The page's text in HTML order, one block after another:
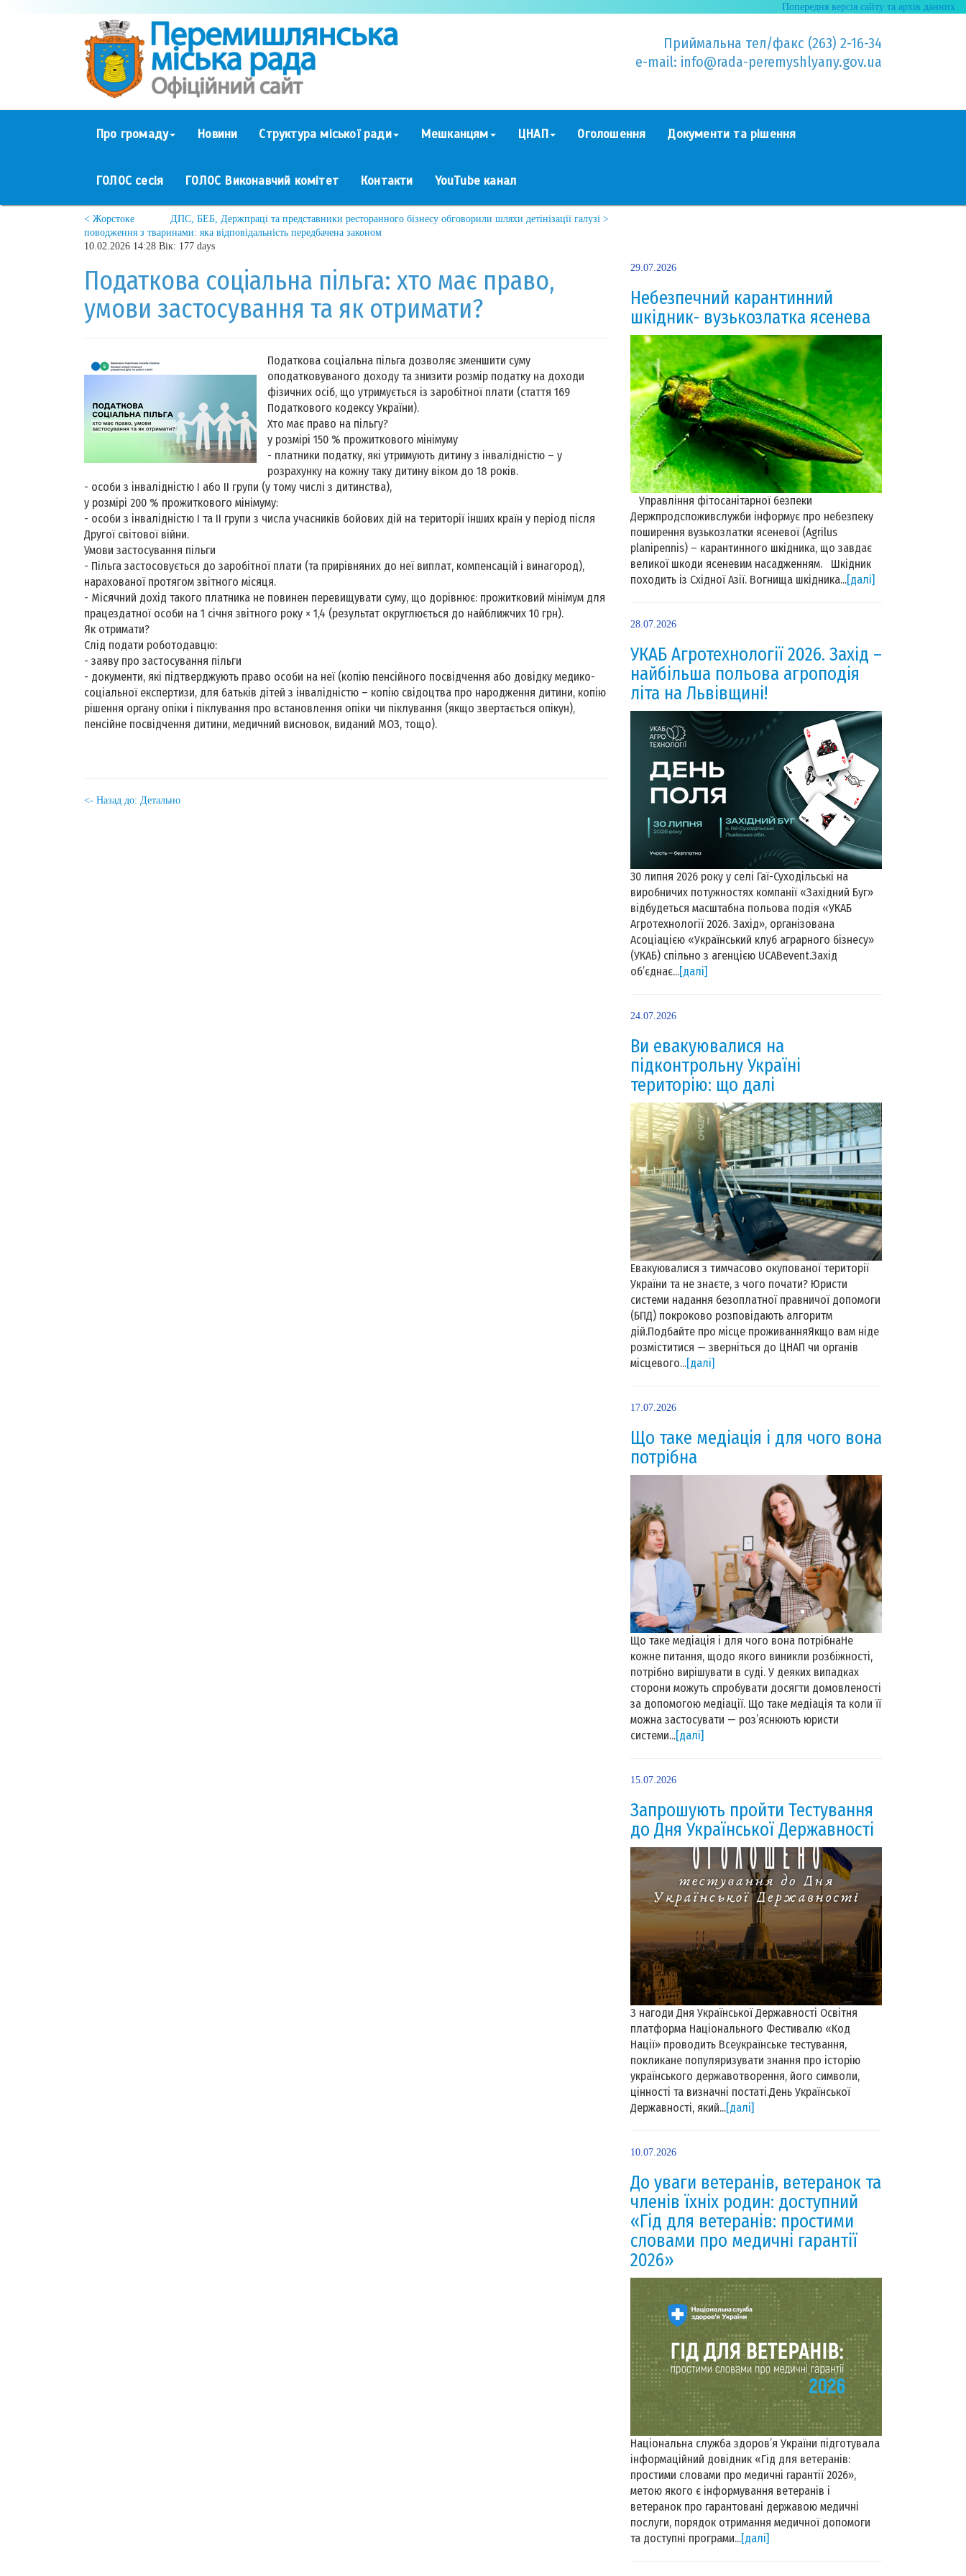
Попередня версія сайту та архів данних
Приймальна тел/факс (263) 2-16-34
e-mail: info@rada-peremyshlyany.gov.ua
Про громаду Новини Структура міської ради Мешканцям ЦНАП Оголошення Документи та рішення
ГОЛОС сесія ГОЛОС Виконавчий комітет Контакти YouTube канал
ДПС, БЕБ, Держпраці та представники ресторанного бізнесу обговорили шляхи детінізації галузі >
< Жорстоке
поводження з тваринами: яка відповідальність передбачена законом
10.02.2026 14:28 Вік: 177 days
Податкова соціальна пільга: хто має право,
умови застосування та як отримати?
Податкова соціальна пільга дозволяє зменшити суму
оподатковуваного доходу та знизити розмір податку на доходи
фізичних осіб, що утримується із заробітної плати (стаття 169
Податкового кодексу України).
Хто має право на пільгу?
у розмірі 150 % прожиткового мінімуму
- платники податку, які утримують дитину з інвалідністю – у
розрахунку на кожну таку дитину віком до 18 років.
- особи з інвалідністю I або II групи (у тому числі з дитинства),
у розмірі 200 % прожиткового мінімуму:
- особи з інвалідністю I та II групи з числа учасників бойових дій на території інших країн у період після
Другої світової війни.
Умови застосування пільги
- Пільга застосовується до заробітної плати (та прирівняних до неї виплат, компенсацій і винагород),
нарахованої протягом звітного місяця.
- Місячний дохід такого платника не повинен перевищувати суму, що дорівнює: прожитковий мінімум для
працездатної особи на 1 січня звітного року × 1,4 (результат округлюється до найближчих 10 грн).
Як отримати?
Слід подати роботодавцю:
- заяву про застосування пільги
- документи, які підтверджують право особи на неї (копію пенсійного посвідчення або довідку медико-
соціальної експертизи, для батьків дітей з інвалідністю – копію свідоцтва про народження дитини, копію
рішення органу опіки і піклування про встановлення опіки чи піклування (якщо звертається опікун),
пенсійне посвідчення дитини, медичний висновок, виданий МОЗ, тощо).
<- Назад до: Детально
29.07.2026
Небезпечний карантинний
шкідник- вузькозлатка ясенева
Управління фітосанітарної безпеки
Держпродспоживслужби інформує про небезпеку
поширення вузькозлатки ясеневої (Agrilus
planipennis) – карантинного шкідника, що завдає
великої шкоди ясеневим насадженням. Шкідник
походить із Східної Азії. Вогнища шкідника...[далі]
28.07.2026
УКАБ Агротехнології 2026. Захід –
найбільша польова агроподія
літа на Львівщині!
30 липня 2026 року у селі Гаї-Суходільські на
виробничих потужностях компанії «Західний Буг»
відбудеться масштабна польова подія «УКАБ
Агротехнології 2026. Захід», організована
Асоціацією «Український клуб аграрного бізнесу»
(УКАБ) спільно з агенцією UCABevent.Захід
об’єднає...[далі]
24.07.2026
Ви евакуювалися на
підконтрольну Україні
територію: що далі
Евакуювалися з тимчасово окупованої території
України та не знаєте, з чого почати? Юристи
системи надання безоплатної правничої допомоги
(БПД) покроково розповідають алгоритм
дій.Подбайте про місце проживанняЯкщо вам ніде
розміститися — зверніться до ЦНАП чи органів
місцевого...[далі]
17.07.2026
Що таке медіація і для чого вона
потрібна
Що таке медіація і для чого вона потрібнаНе
кожне питання, щодо якого виникли розбіжності,
потрібно вирішувати в суді. У деяких випадках
сторони можуть спробувати досягти домовленості
за допомогою медіації. Що таке медіація та коли її
можна застосувати — роз’яснюють юристи
системи...[далі]
15.07.2026
Запрошують пройти Тестування
до Дня Української Державності
З нагоди Дня Української Державності Освітня
платформа Національного Фестивалю «Код
Нації» проводить Всеукраїнське тестування,
покликане популяризувати знання про історію
українського державотворення, його символи,
цінності та визначні постаті.День Української
Державності, який...[далі]
10.07.2026
До уваги ветеранів, ветеранок та
членів їхніх родин: доступний
«Гід для ветеранів: простими
словами про медичні гарантії
2026»
Національна служба здоров’я України підготувала
інформаційний довідник «Гід для ветеранів:
простими словами про медичні гарантії 2026»,
метою якого є інформування ветеранів і
ветеранок про гарантовані державою медичні
послуги, порядок отримання медичної допомоги
та доступні програми...[далі]